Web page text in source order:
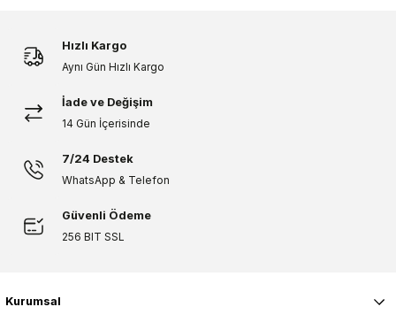
Hızlı Kargo
Aynı Gün Hızlı Kargo
İade ve Değişim
14 Gün İçerisinde
7/24 Destek
WhatsApp & Telefon
Güvenli Ödeme
256 BIT SSL
Kurumsal